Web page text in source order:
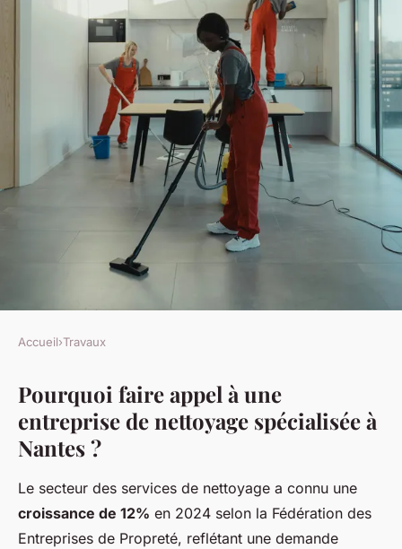
Entreprise de nettoyage à
Nantes : Nuvika à votre
secours !
Clémence• 4 décembre 2025• 7 min de lecture
Accueil›Travaux
Pourquoi faire appel à une
entreprise de nettoyage spécialisée à
Nantes ?
Le secteur des services de nettoyage a connu une
croissance de 12% en 2024 selon la Fédération des
Entreprises de Propreté, reflétant une demande